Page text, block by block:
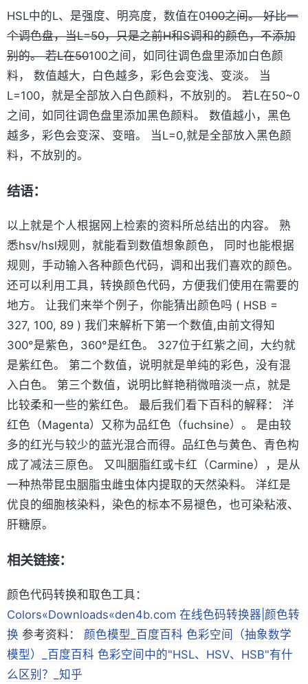
HSL中的L、是强度、明亮度，数值在0100之间。 好比一
个调色盘，当L=50，只是之前H和S调和的颜色，不添加
别的。 若L在50100之间，如同往调色盘里添加白色颜
料， 数值越大，白色越多，彩色会变浅、变淡。 当
L=100，就是全部放入白色颜料，不放别的。 若L在50~0
之间，如同往调色盘里添加黑色颜料。 数值越小，黑色
越多，彩色会变深、变暗。 当L=0,就是全部放入黑色颜
料，不放别的。
结语：
以上就是个人根据网上检索的资料所总结出的内容。 熟
悉hsv/hsl规则，就能看到数值想象颜色， 同时也能根据
规则，手动输入各种颜色代码，调和出我们喜欢的颜色。
还可以利用工具，转换颜色代码，方便我们使用在需要的
地方。 让我们来举个例子，你能猜出颜色吗 ( HSB =
327, 100, 89 ) 我们来解析下第一个数值,由前文得知
300°是紫色，360°是红色。 327位于红紫之间，大约就
是紫红色。 第二个数值，说明就是单纯的彩色，没有混
入白色。 第三个数值，说明比鲜艳稍微暗淡一点，就是
比较柔和一些的紫红色。 最后我们看下百科的解释： 洋
红色（Magenta）又称为品红色（fuchsine）。 是由较
多的红光与较少的蓝光混合而得。品红色与黄色、青色构
成了减法三原色。 又叫胭脂红或卡红（Carmine），是从
一种热带昆虫胭脂虫雌虫体内提取的天然染料。 洋红是
优良的细胞核染料，染色的标本不易褪色，也可染粘液、
肝糖原。
相关链接：
颜色代码转换和取色工具：
Colors«Downloads«den4b.com 在线色码转换器|颜色转
换 参考资料： 颜色模型_百度百科 色彩空间（抽象数学
模型）_百度百科 色彩空间中的"HSL、HSV、HSB"有什
么区别？_知乎